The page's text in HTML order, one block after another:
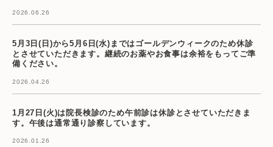
2026.06.26
5月3日(日)から5月6日(水)まではゴールデンウィークのため休診
とさせていただきます。継続のお薬やお食事は余裕をもってご準
備ください。
2026.04.26
1月27日(火)は院長検診のため午前診は休診とさせていただきま
す。午後は通常通り診察しています。
2026.01.26